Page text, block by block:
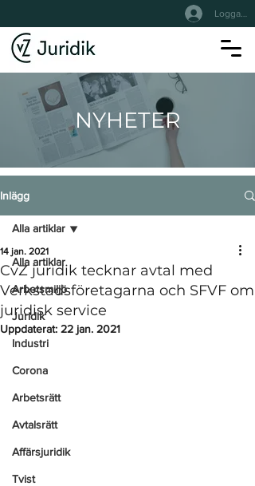
Logga In
NYHETER
Inlägg
Alla artiklar
Arbetsmiljö
Juridik
Industri
Corona
Arbetsrätt
Avtalsrätt
Affärsjuridik
Tvist
Alla artiklar
CvZ juridik tecknar avtal med
Verkstadsföretagarna och SFVF om
juridisk service
14 jan. 2021
Uppdaterat: 22 jan. 2021